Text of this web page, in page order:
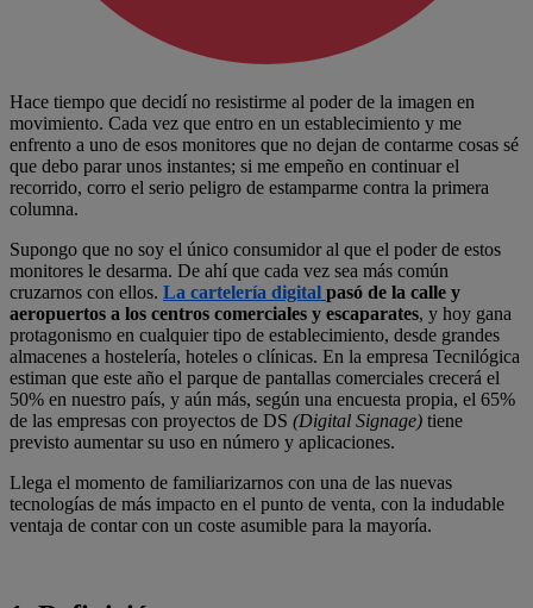
Hace tiempo que decidí no resistirme al poder de la imagen en
movimiento. Cada vez que entro en un establecimiento y me
enfrento a uno de esos monitores que no dejan de contarme cosas sé
que debo parar unos instantes; si me empeño en continuar el
recorrido, corro el serio peligro de estamparme contra la primera
columna.
Supongo que no soy el único consumidor al que el poder de estos
monitores le desarma. De ahí que cada vez sea más común
cruzarnos con ellos. La cartelería digital pasó de la calle y
aeropuertos a los centros comerciales y escaparates, y hoy gana
protagonismo en cualquier tipo de establecimiento, desde grandes
almacenes a hostelería, hoteles o clínicas. En la empresa Tecnilógica
estiman que este año el parque de pantallas comerciales crecerá el
50% en nuestro país, y aún más, según una encuesta propia, el 65%
de las empresas con proyectos de DS (Digital Signage) tiene
previsto aumentar su uso en número y aplicaciones.
Llega el momento de familiarizarnos con una de las nuevas
tecnologías de más impacto en el punto de venta, con la indudable
ventaja de contar con un coste asumible para la mayoría.